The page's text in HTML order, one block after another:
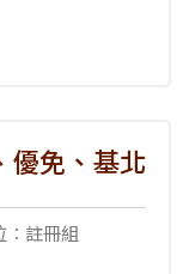
優免、基北
：註冊組